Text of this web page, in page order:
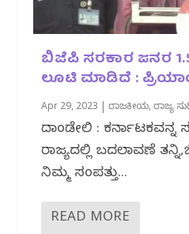
ಬಿಜೆಪಿ ಸರಕಾರ ಜನರ
ಲೂಟಿ ಮಾಡಿದೆ :
Apr 29, 2023 |ರಾಜಕೀಯ,ರಾಜ್ಯ
ದಾಂಡೇಲಿ : ಕರ್ನಾಟಕವನ್ನ
ರಾಜ್ಯದಲ್ಲಿ ಬದಲಾವಣೆ
ನಿಮ್ಮ ಸಂಪತ್ತು...
READ MORE